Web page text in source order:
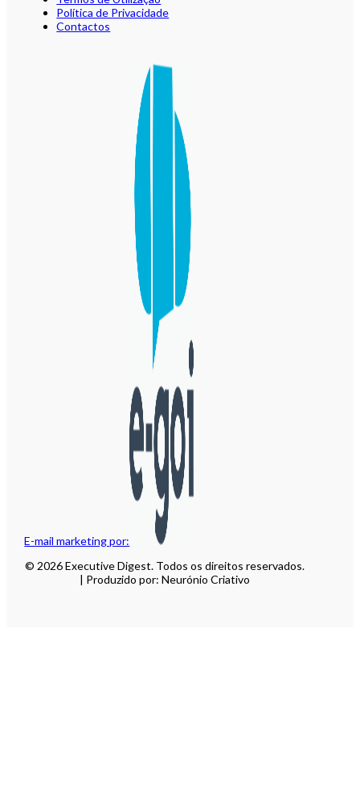
E-mail marketing por:
Política de Privacidade
Contactos
© 2026 Executive Digest. Todos os direitos reservados.
| Produzido por: Neurónio Criativo